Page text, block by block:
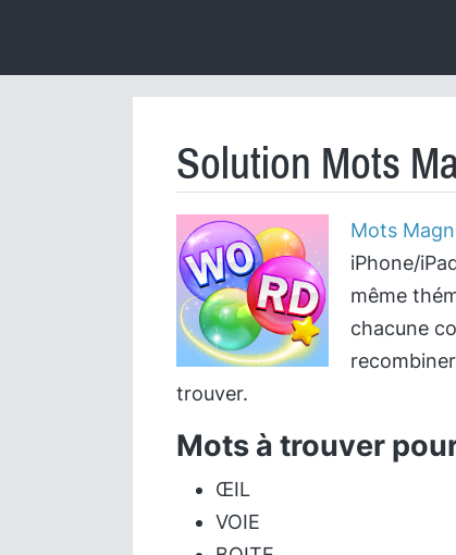
Solution Mots
Mots
iPhone/
même
chacune
trouver.
Mots à trouver
ŒIL
VOIE